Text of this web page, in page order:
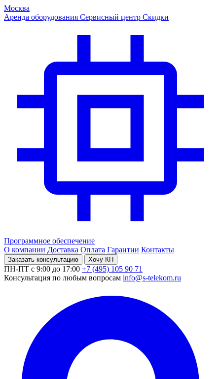
Москва
Аренда оборудования Сервисный центр Скидки
Программное обеспечение
О компании Доставка Оплата Гарантии Контакты
Заказать консультацию Хочу КП
ПН-ПТ с 9:00 до 17:00 +7 (495) 105 90 71
Консультация по любым вопросам info@s-telekom.ru